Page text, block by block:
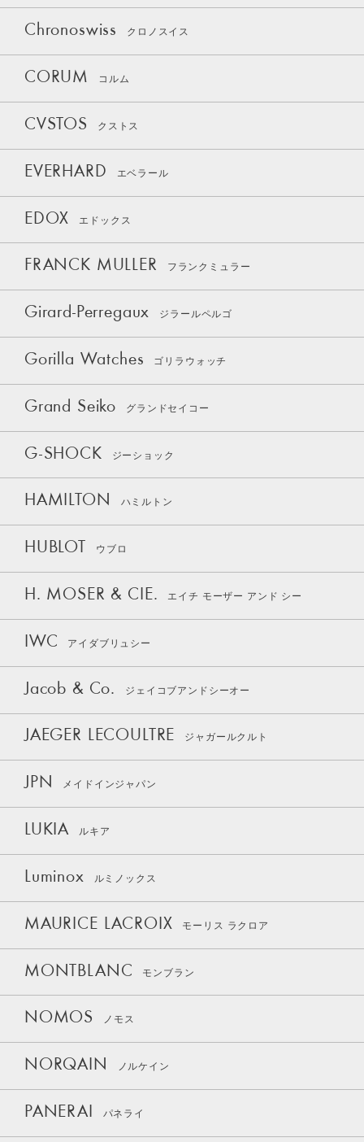
Chronoswiss クロノスイス
CORUM コルム
CVSTOS クストス
EVERHARD エベラール
EDOX エドックス
FRANCK MULLER フランクミュラー
Girard-Perregaux ジラールペルゴ
Gorilla Watches ゴリラウォッチ
Grand Seiko グランドセイコー
G-SHOCK ジーショック
HAMILTON ハミルトン
HUBLOT ウブロ
H. MOSER & CIE. エイチ モーザー アンド シー
IWC アイダブリュシー
Jacob & Co. ジェイコブアンドシーオー
JAEGER LECOULTRE ジャガールクルト
JPN メイドインジャパン
LUKIA ルキア
Luminox ルミノックス
MAURICE LACROIX モーリス ラクロア
MONTBLANC モンブラン
NOMOS ノモス
NORQAIN ノルケイン
PANERAI パネライ